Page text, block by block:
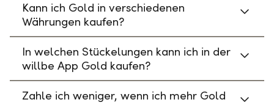
Kann ich Gold in verschiedenen
Währungen kaufen?
In welchen Stückelungen kann ich in der
willbe App Gold kaufen?
Zahle ich weniger, wenn ich mehr Gold